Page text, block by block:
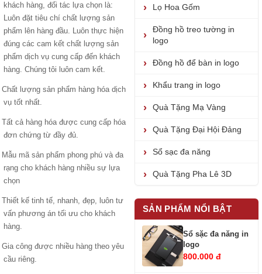
khách hàng, đối tác lựa chọn là:
Luôn đặt tiêu chí chất lượng sản
phẩm lên hàng đầu. Luôn thực hiện
đúng các cam kết chất lượng sản
phẩm dịch vụ cung cấp đến khách
hàng. Chúng tôi luôn cam kết.
Chất lượng sản phẩm hàng hóa dịch
vụ tốt nhất.
Tất cả hàng hóa được cung cấp hóa
đơn chứng từ đầy đủ.
Mẫu mã sản phẩm phong phú và đa
rạng cho khách hàng nhiều sự lựa
chọn
Thiết kế tinh tế, nhanh, đẹp, luôn tư
vấn phương án tối ưu cho khách
hàng.
Gia công được nhiều hàng theo yêu
cầu riêng.
Lọ Hoa Gốm
Đồng hồ treo tường in
logo
Đồng hồ để bàn in logo
Khẩu trang in logo
Quà Tặng Mạ Vàng
Quà Tặng Đại Hội Đảng
Sổ sạc đa năng
Quà Tặng Pha Lê 3D
SẢN PHẨM NỔI BẬT
Sổ sặc đa năng in
logo
800.000 đ